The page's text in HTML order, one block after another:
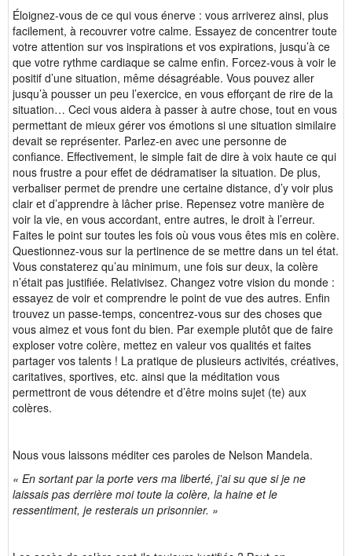
Éloignez-vous de ce qui vous énerve : vous arriverez ainsi, plus
facilement, à recouvrer votre calme. Essayez de concentrer toute
votre attention sur vos inspirations et vos expirations, jusqu’à ce
que votre rythme cardiaque se calme enfin. Forcez-vous à voir le
positif d’une situation, même désagréable. Vous pouvez aller
jusqu’à pousser un peu l’exercice, en vous efforçant de rire de la
situation… Ceci vous aidera à passer à autre chose, tout en vous
permettant de mieux gérer vos émotions si une situation similaire
devait se représenter. Parlez-en avec une personne de
confiance. Effectivement, le simple fait de dire à voix haute ce qui
nous frustre a pour effet de dédramatiser la situation. De plus,
verbaliser permet de prendre une certaine distance, d’y voir plus
clair et d’apprendre à lâcher prise. Repensez votre manière de
voir la vie, en vous accordant, entre autres, le droit à l’erreur.
Faites le point sur toutes les fois où vous vous êtes mis en colère.
Questionnez-vous sur la pertinence de se mettre dans un tel état.
Vous constaterez qu’au minimum, une fois sur deux, la colère
n’était pas justifiée. Relativisez. Changez votre vision du monde :
essayez de voir et comprendre le point de vue des autres. Enfin
trouvez un passe-temps, concentrez-vous sur des choses que
vous aimez et vous font du bien. Par exemple plutôt que de faire
exploser votre colère, mettez en valeur vos qualités et faites
partager vos talents ! La pratique de plusieurs activités, créatives,
caritatives, sportives, etc. ainsi que la méditation vous
permettront de vous détendre et d’être moins sujet (te) aux
colères.
Nous vous laissons méditer ces paroles de Nelson Mandela.
« En sortant par la porte vers ma liberté, j’ai su que si je ne
laissais pas derrière moi toute la colère, la haine et le
ressentiment, je resterais un prisonnier. »